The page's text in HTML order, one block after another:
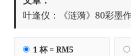
叶逢仪：《涟漪》80彩墨
1 杯 = RM5